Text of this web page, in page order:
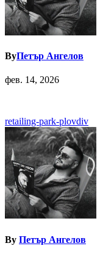
ByПетър Ангелов
фев. 14, 2026
Навигация
retailing-park-plovdiv
By Петър Ангелов